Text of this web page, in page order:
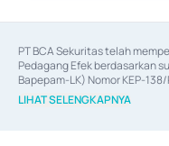
PT BCA Sekuritas telah
Pedagang Efek berdasarkan
Bapepam-LK) Nomor KEP-
06/D.04/2014 tanggal 28
Efek berdasarkan surat
LIHAT SELENGKAPNYA